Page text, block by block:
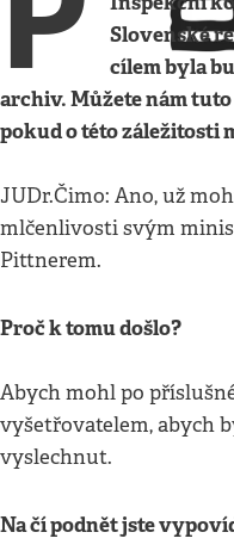
Slovenské
cílem byla
archiv. Můžete nám
pokud o této záležitosti
JUDr.Čimo: Ano, už
mlčenlivosti svým
Pittnerem.
Proč k tomu došlo?
Abych mohl po
vyšetřovatelem, abych
vyslechnut.
Na čí podnět jste